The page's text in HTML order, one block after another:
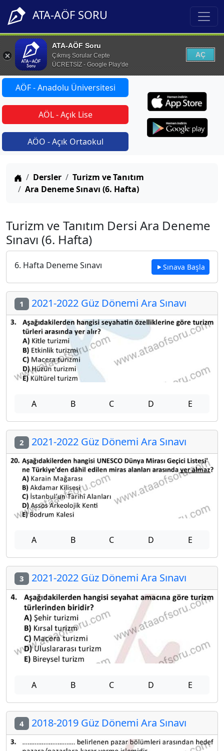
ATA-AÖF SORU
ATA-AÖF Soru
Çıkmış Sorular Cepte
ÜCRETSİZ - Google Play'de
AÇ
AÖF - Anadolu Üniversitesi
AÖL - Açık Lise
AÖO - Açık Ortaokul
Anasayfa
Dersler
Turizm ve Tanıtım
Ara Deneme Sınavı (6. Hafta)
Turizm ve Tanıtım Dersi Ara Deneme
Sınavı (6. Hafta)
6. Hafta Deneme Sınavı Sınava Başla
1 2021-2022 Güz Dönemi Ara Sınavı
A B C D E
2 2021-2022 Güz Dönemi Ara Sınavı
A B C D E
3 2021-2022 Güz Dönemi Ara Sınavı
A B C D E
4 2018-2019 Güz Dönemi Ara Sınavı